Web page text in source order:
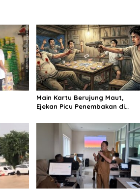
Main Kartu Berujung Maut,
Ejekan Picu Penembakan di